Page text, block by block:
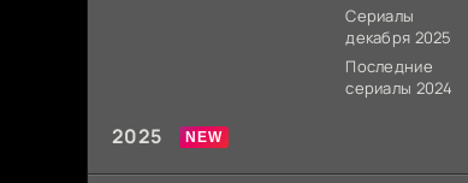
Сериалы
декабря 2025
Последние
сериалы 2024
2025